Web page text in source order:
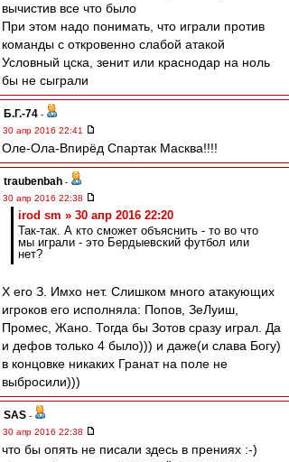
вычистив все что было
При этом надо понимать, что играли против
команды с откровенно слабой атакой
Условный цска, зенит или краснодар на ноль
бы не сыграли
Б.Г.-74 -
30 апр 2016 22:41
Оле-Ола-Впирёд Спартак Масква!!!!
traubenbah -
30 апр 2016 22:38
irod sm » 30 апр 2016 22:20
Так-так. А кто сможет объяснить - то во что
мы играли - это Бердыевский футбол или
нет?
Х его З. Имхо нет. Слишком много атакующих
игроков его исполняла: Попов, ЗеЛуиш,
Промес, Жано. Тогда бы Зотов сразу играл. Да
и дефов только 4 было))) и даже(и слава Богу)
в концовке никаких Гранат на поле не
выбросили)))
SAS -
30 апр 2016 22:38
что бы опять не писали здесь в прениях :-)